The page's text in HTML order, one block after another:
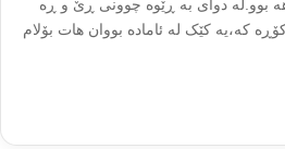
هه بوو.له دوای به ڕێوه چوونی ڕێ و ڕه
که،یه کێک له ئاماده بووان هات بۆلام